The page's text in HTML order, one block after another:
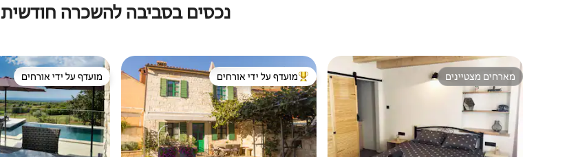
נכסים בסביבה להשכרה חודשית
מארחים מצטיינים
מארחים מצטיינים מוביל בקרב נכסים מועדפים על ידי אורחים
מועדף על ידי אורחים מועדף על ידי אורחים
מועדף על ידי אורחים